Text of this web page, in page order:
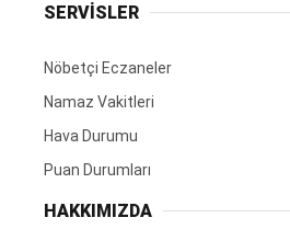
SERVİSLER
Nöbetçi Eczaneler
Namaz Vakitleri
Hava Durumu
Puan Durumları
HAKKIMIZDA